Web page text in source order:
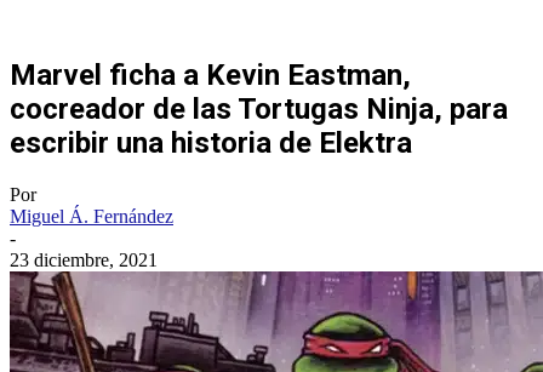
Marvel ficha a Kevin Eastman,
cocreador de las Tortugas Ninja, para
escribir una historia de Elektra
Por
Miguel Á. Fernández
-
23 diciembre, 2021